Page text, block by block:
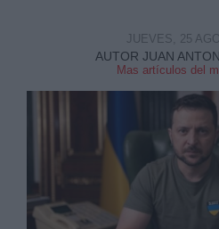
AUTOR JUAN
Mas artículos del
JUEVES, 25
Información adicional